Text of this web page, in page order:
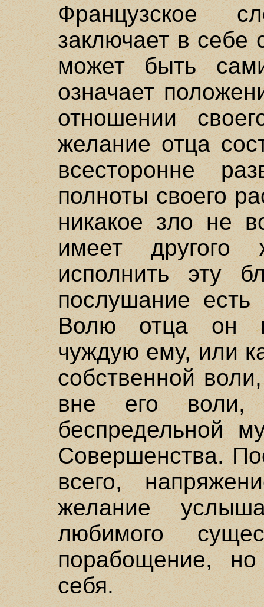
Французское
заключает в себе
может быть
означает
отношении
желание отца
всесторонне
полноты своего
никакое зло не
имеет другого
исполнить эту
послушание
Волю отца он
чуждую ему, или
собственной
вне его воли,
беспредельной
Совершенства.
всего,
желание
любимого
порабощение, но
себя.